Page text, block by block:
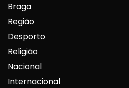
Braga
Região
Desporto
Religião
Nacional
Internacional